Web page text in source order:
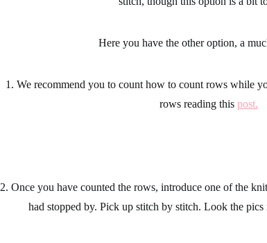
Here you have the other option, a
1. We recommend you to count how to count rowswhile
rows reading this post.
2. Once you have counted the rows, introduce one of the
had stopped by. Pick up stitch by stitch. Look the pics